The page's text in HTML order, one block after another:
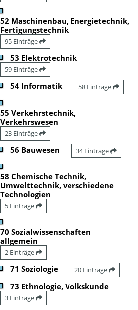
52 Maschinenbau, Energietechnik,
Fertigungstechnik
95 Einträge
53 Elektrotechnik
59 Einträge
54 Informatik 58 Einträge
55 Verkehrstechnik,
Verkehrswesen
23 Einträge
56 Bauwesen 34 Einträge
58 Chemische Technik,
Umwelttechnik, verschiedene
Technologien
5 Einträge
70 Sozialwissenschaften
allgemein
2 Einträge
71 Soziologie 20 Einträge
73 Ethnologie, Volkskunde
3 Einträge